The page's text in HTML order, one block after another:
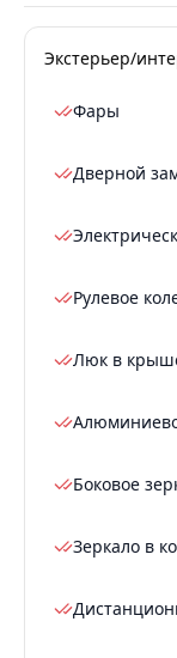
Экстерьер/
Фары
Дверной
Рулевое
Люк в
Боковое
Зеркало в